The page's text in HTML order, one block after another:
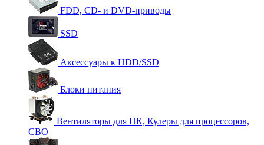
FDD, CD- и DVD-приводы
SSD
Аксессуары к HDD/SSD
Блоки питания
Вентиляторы для ПК, Кулеры для процессоров,
СВО